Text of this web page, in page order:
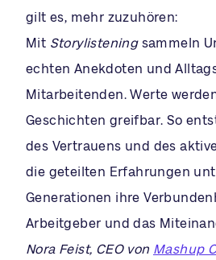
gilt es, mehr zuzuhören:
Mit Storylisteningsammeln
echten Anekdoten und
Mitarbeitenden. Werte
Geschichten greifbar. So
des Vertrauens und des
die geteilten Erfahrungen
Generationen ihre
Arbeitgeber und das
Nora Feist, CEO von Mashup